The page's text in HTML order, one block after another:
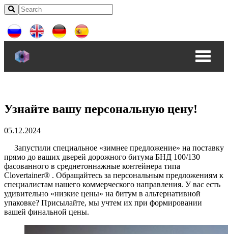
Узнайте вашу персональную цену!
05.12.2024
Запустили специальное «зимнее предложение» на поставку
прямо до ваших дверей дорожного битума БНД 100/130
фасованного в среднетоннажные контейнера типа
Clovertainer® . Обращайтесь за персональным предложениям к
специалистам нашего коммерческого направления. У вас есть
удивительно «низкие цены» на битум в альтернативной
упаковке? Присылайте, мы учтем их при формировании
вашей финальной цены.